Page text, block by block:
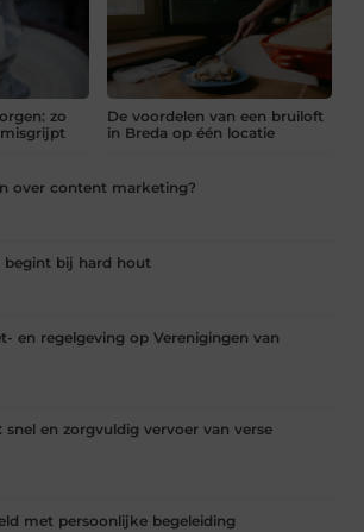
zo
De voordelen van een bruiloft
in Breda op één locatie
over content marketing?
begint bij hard hout
en regelgeving op Verenigingen van
snel en zorgvuldig vervoer van verse
met persoonlijke begeleiding